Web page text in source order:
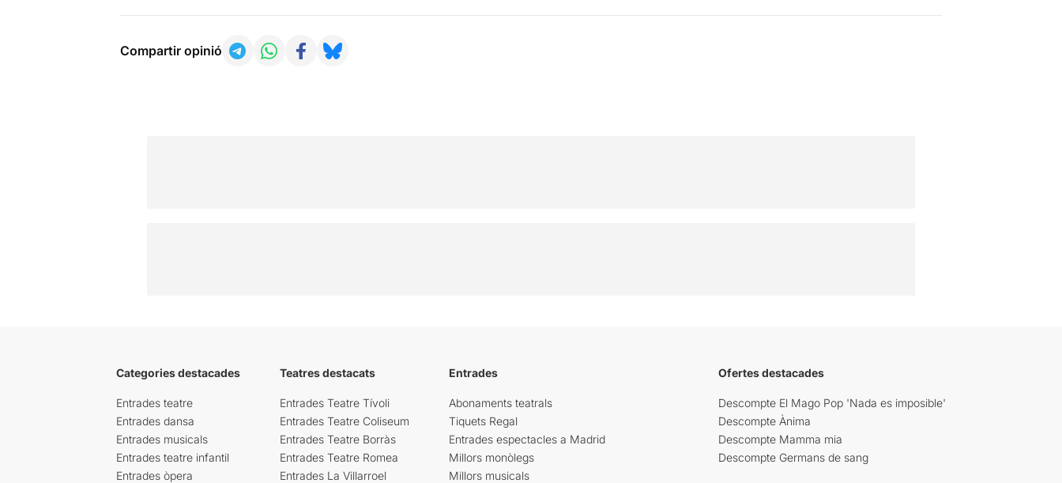
Compartir opinió
Categories destacades
Entrades teatre
Entrades dansa
Entrades musicals
Entrades teatre infantil
Entrades òpera
Teatres destacats
Entrades Teatre Tívoli
Entrades Teatre Coliseum
Entrades Teatre Borràs
Entrades Teatre Romea
Entrades La Villarroel
Entrades
Abonaments teatrals
Tiquets Regal
Entrades espectacles a Madrid
Millors monòlegs
Millors musicals
Ofertes destacades
Descompte El Mago Pop 'Nada es imposible'
Descompte Ànima
Descompte Mamma mia
Descompte Germans de sang